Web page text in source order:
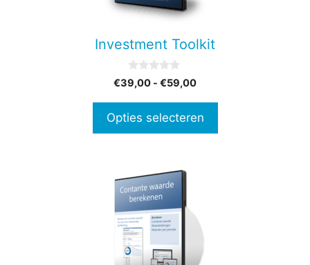
Investment Toolkit
0
v
5
€39,00 - €59,00Prijsklasse:
€59,00
Opties selecteren
productpagina